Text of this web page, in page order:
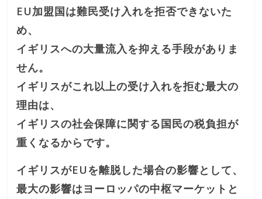
EU加盟国は難民受け入れを拒否できないた
め、
イギリスへの大量流入を抑える手段がありま
せん。
イギリスがこれ以上の受け入れを拒む最大の
理由は、
イギリスの社会保障に関する国民の税負担が
重くなるからです。
イギリスがEUを離脱した場合の影響として、
最大の影響はヨーロッパの中枢マーケットと